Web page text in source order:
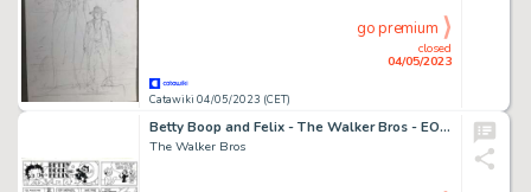
Catawiki 04/05/2023 (CET)
closed
04/05/2023
go premium
Betty Boop and Felix - The Walker Bros - EO - (1982)
The Walker Bros